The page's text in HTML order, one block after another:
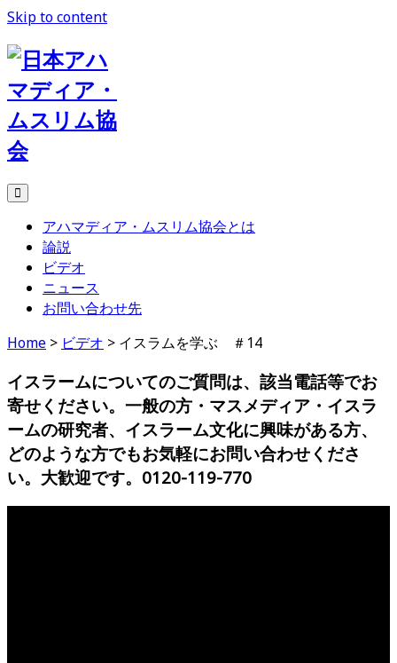
Skip to content
日
本
ア
ハ
マ
デ
ィ
ア・
ム
ス
リ
ム
協
会
アハマディア・ムスリム協会とは
論説
ビデオ
ニュース
お問い合わせ先
Home > ビデオ > イスラムを学ぶ ＃14
イスラームについてのご質問は、該当電話等でお
寄せください。一般の方・マスメディア・イスラ
ームの研究者、イスラーム文化に興味がある方、
どのような方でもお気軽にお問い合わせくださ
い。大歓迎です。0120-119-770